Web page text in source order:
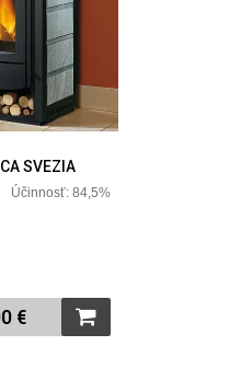
SVEZIA
84,5%
€